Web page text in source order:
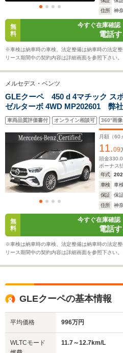
WLTCモード
燃費
駆動方式
6.7km/L
└郊外:9.9～10.2km/L
└高速道路:11.3～
住所
神
無
料
今すぐ在庫確認
電話
※車検は納車時の車検、法定整備は納車時の法定整
リース期間中の契約内容は詳細画面を参照下さい。
メルセデス・ベンツ
GLEクーペ 450 d 4マチック ス
ゼルターボ 4WD MP202601 弊
保証継承 ドライビングアシスタ
メラシステム パノラミックスラ
ンビエントライト MBUXARナ
車両品質評価書付 オンライン相談可 360°画
月額（60
11.09
頭金
ボーナス
年式
車検
車
保証
保
住所
神
無
料
今すぐ在庫確認
電話
※車検は納車時の車検、法定整備は納車時の法定整
リース期間中の契約内容は詳細画面を参照下さい。
GLEクーペの基本情報
平均価格 996万円
WLTCモード
11.7～12.7km/L